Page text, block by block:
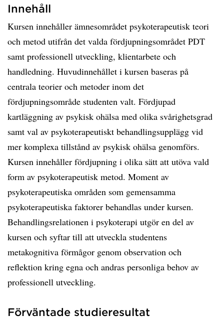
Innehåll
Kursen innehåller ämnesområdet psykoterapeutisk teori
och metod utifrån det valda fördjupningsområdet PDT
samt professionell utveckling, klientarbete och
handledning. Huvudinnehållet i kursen baseras på
centrala teorier och metoder inom det
fördjupningsområde studenten valt. Fördjupad
kartläggning av psykisk ohälsa med olika svårighetsgrad
samt val av psykoterapeutiskt behandlingsupplägg vid
mer komplexa tillstånd av psykisk ohälsa genomförs.
Kursen innehåller fördjupning i olika sätt att utöva vald
form av psykoterapeutisk metod. Moment av
psykoterapeutiska områden som gemensamma
psykoterapeutiska faktorer behandlas under kursen.
Behandlingsrelationen i psykoterapi utgör en del av
kursen och syftar till att utveckla studentens
metakognitiva förmågor genom observation och
reflektion kring egna och andras personliga behov av
professionell utveckling.
Förväntade studieresultat